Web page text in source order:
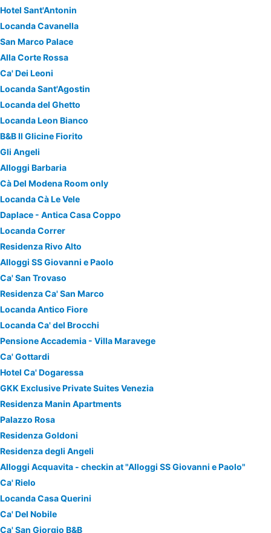
Hotel Sant'Antonin
Locanda Cavanella
San Marco Palace
Alla Corte Rossa
Ca' Dei Leoni
Locanda Sant'Agostin
Locanda del Ghetto
Locanda Leon Bianco
B&B Il Glicine Fiorito
Gli Angeli
Alloggi Barbaria
Cà Del Modena Room only
Locanda Cà Le Vele
Daplace - Antica Casa Coppo
Locanda Correr
Residenza Rivo Alto
Alloggi SS Giovanni e Paolo
Ca' San Trovaso
Residenza Ca' San Marco
Locanda Antico Fiore
Locanda Ca' del Brocchi
Pensione Accademia - Villa Maravege
Ca' Gottardi
Hotel Ca' Dogaressa
GKK Exclusive Private Suites Venezia
Residenza Manin Apartments
Palazzo Rosa
Residenza Goldoni
Residenza degli Angeli
Alloggi Acquavita - checkin at "Alloggi SS Giovanni e Paolo"
Ca' Rielo
Locanda Casa Querini
Ca' Del Nobile
Ca' San Giorgio B&B